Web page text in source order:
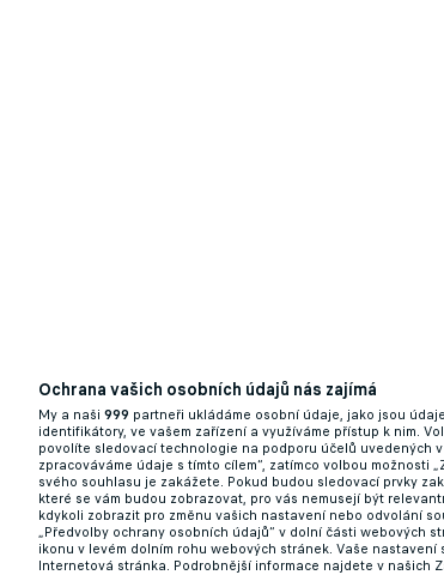
Ochrana vašich osobních údajů nás zajímá
My a naši 999 partneři ukládáme osobní údaje, jako jsou
identifikátory, ve vašem zařízení a využíváme přístup k nim.
povolíte sledovací technologie na podporu účelů uvedených
zpracováváme údaje s tímto cílem“, zatímco volbou možnosti
svého souhlasu je zakážete. Pokud budou sledovací prvky
které se vám budou zobrazovat, pro vás nemusejí být
kdykoli zobrazit pro změnu vašich nastavení nebo odvolání
„Předvolby ochrany osobních údajů“ v dolní části webových
ikonu v levém dolním rohu webových stránek. Vaše nastavení
Internetová stránka. Podrobnější informace najdete v našich